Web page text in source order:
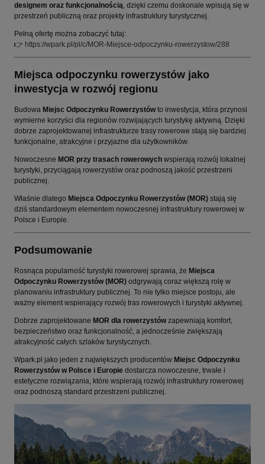
designem oraz funkcjonalnością, dzięki czemu doskonale wpisują się w
przestrzeń publiczną oraz projekty infrastruktury turystycznej.
Pełną ofertę można zobaczyć tutaj:
👉 https://wpark.pl/pl/c/MOR-Miejsce-odpoczynku-rowerzystow/288
Miejsca odpoczynku rowerzystów jako
inwestycja w rozwój regionu
Budowa Miejsc Odpoczynku Rowerzystówto inwestycja, która przynosi
wymierne korzyści dla regionów rozwijających turystykę aktywną. Dzięki
dobrze zaprojektowanej infrastrukturze trasy rowerowe stają się bardziej
funkcjonalne, atrakcyjne i przyjazne dla użytkowników.
Nowoczesne MOR przy trasach rowerowych wspierają rozwój lokalnej
turystyki, przyciągają rowerzystów oraz podnoszą jakość przestrzeni
publicznej.
Właśnie dlatego Miejsca Odpoczynku Rowerzystów (MOR) stają się
dziś standardowym elementem nowoczesnej infrastruktury rowerowej w
Polsce i Europie.
Podsumowanie
Rosnąca popularność turystyki rowerowej sprawia, że Miejsca
Odpoczynku Rowerzystów (MOR) odgrywają coraz większą rolę w
planowaniu infrastruktury publicznej. To nie tylko miejsce postoju, ale
ważny element wspierający rozwój tras rowerowych i turystyki aktywnej.
Dobrze zaprojektowane MOR dla rowerzystówzapewniają komfort,
bezpieczeństwo oraz funkcjonalność, a jednocześnie zwiększają
atrakcyjność całych szlaków turystycznych.
Wpark.pl jako jeden z największych producentów Miejsc Odpoczynku
Rowerzystów w Polsce i Europie dostarcza nowoczesne, trwałe i
estetyczne rozwiązania, które wspierają rozwój infrastruktury rowerowej
oraz podnoszą standard przestrzeni publicznej.